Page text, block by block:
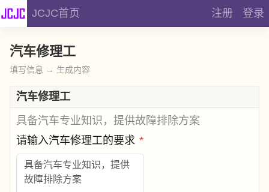
JCJC首页 注册 登录
汽车修理工
填写信息 → 生成内容
汽车修理工
具备汽车专业知识，提供故障排除方案
请输入汽车修理工的要求 *